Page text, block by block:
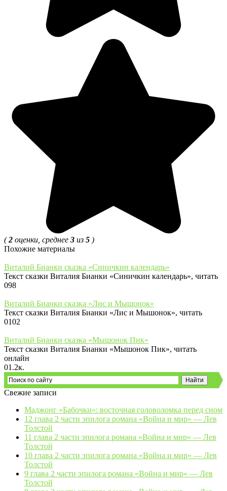
(2 оценки, среднее 3 из 5 )
Похожие материалы
Виталий Бианки сказка «Синичкин календарь»
Текст сказки Виталия Бианки «Синичкин календарь», читать
098
Виталий Бианки сказка «Лис и Мышонок»
Текст сказки Виталия Бианки «Лис и Мышонок», читать
0102
Виталий Бианки сказка «Мышонок Пик»
Текст сказки Виталия Бианки «Мышонок Пик», читать
онлайн
01.2к.
Свежие записи
Маджонг «Бабочки»: восточная головоломка перед сном
12 глава 2 части эпилога романа «Война и мир» — Лев
Толстой
11 глава 2 части эпилога романа «Война и мир» — Лев
Толстой
10 глава 2 части эпилога романа «Война и мир» — Лев
Толстой
9 глава 2 части эпилога романа «Война и мир» — Лев
Толстой